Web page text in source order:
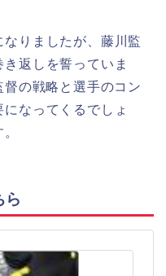
りましたが、藤川監
返しを誓っていま
の戦略と選手のコン
なってくるでしょ
ら